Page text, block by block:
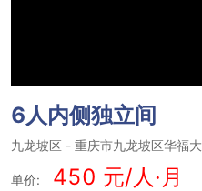
6人内侧独立间
九龙坡区 - 重庆市九龙坡区华福
单价: 450 元/人·月